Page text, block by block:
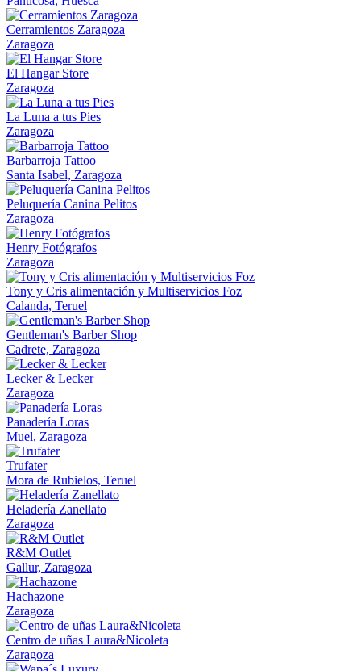
Cerramientos Zaragoza
Zaragoza
El Hangar Store
Zaragoza
La Luna a tus Pies
Zaragoza
Barbarroja Tattoo
Santa Isabel, Zaragoza
Peluquería Canina Pelitos
Zaragoza
Henry Fotógrafos
Zaragoza
Tony y Cris alimentación y Multiservicios Foz
Calanda, Teruel
Gentleman's Barber Shop
Cadrete, Zaragoza
Lecker & Lecker
Zaragoza
Panadería Loras
Muel, Zaragoza
Trufater
Mora de Rubielos, Teruel
Heladería Zanellato
Zaragoza
R&M Outlet
Gallur, Zaragoza
Hachazone
Zaragoza
Centro de uñas Laura&Nicoleta
Zaragoza